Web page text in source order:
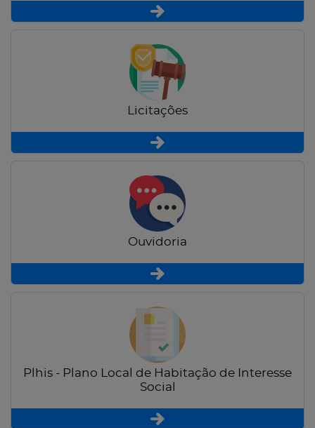
Licitações
Ouvidoria
Plhis - Plano Local de Habitação de Interesse
Social